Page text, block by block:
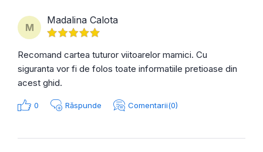
M
Madalina Calota
Recomand cartea tuturor viitoarelor mamici. Cu
siguranta vor fi de folos toate informatiile pretioase din
acest ghid.
0 Răspunde Comentarii(0)